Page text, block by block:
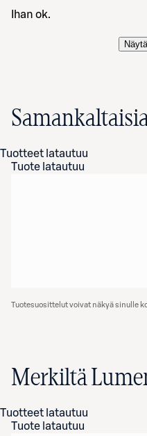
Ihan ok.
Tuotteet latautuu
Tuote latautuu
Tuotesuosittelut voivat näkyä sinulle
Merkiltä
Tuotteet latautuu
Tuote latautuu